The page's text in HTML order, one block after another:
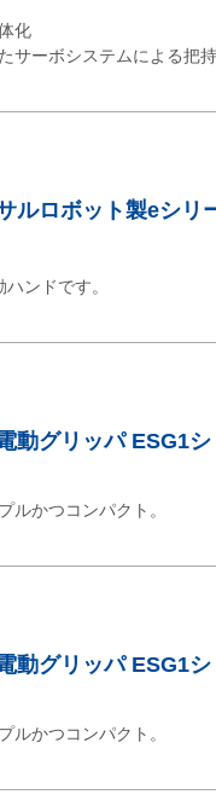
化
サーボシステムによる把
ルロボット製eシ
ンドです。
動グリッパ ESG1
ルかつコンパクト。
動グリッパ ESG1
ルかつコンパクト。